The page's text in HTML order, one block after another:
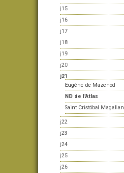
j15
j16
j17
j18
j19
j20
j21
Eugène de Mazenod
ND de l'Atlas
Saint Cristóbal
j22
j23
j24
j25
j26